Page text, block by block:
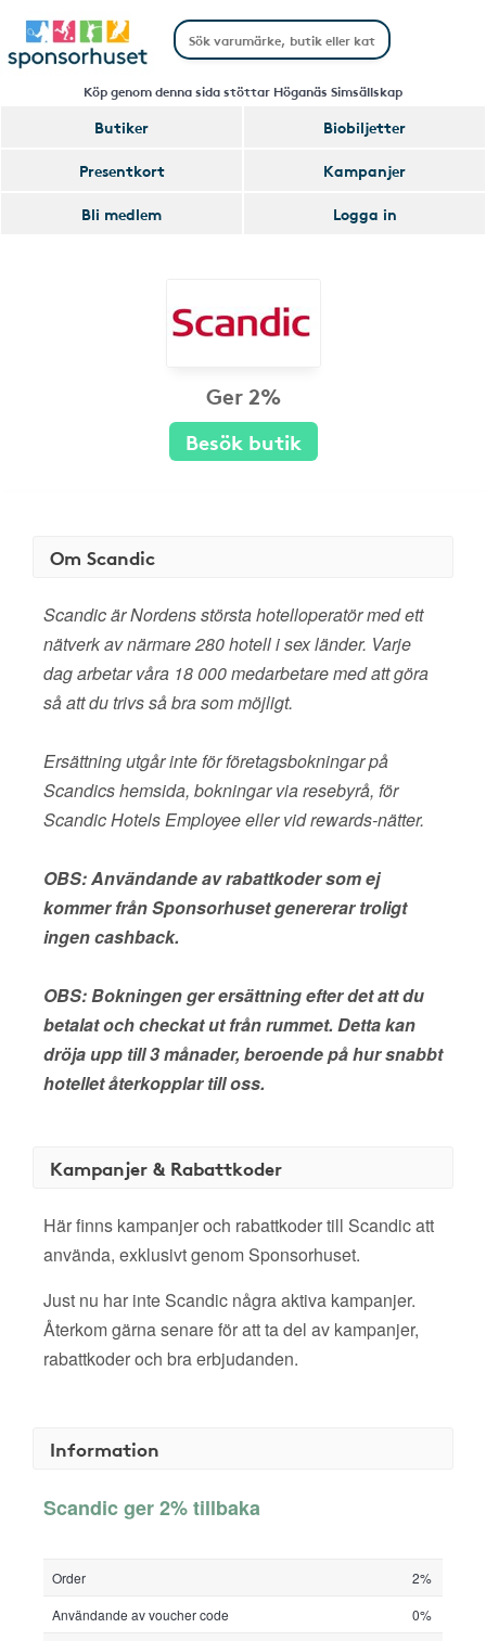
Köp genom denna sida stöttar Höganäs Simsällskap
Butiker
Biobiljetter
Presentkort
Kampanjer
Bli medlem
Logga in
Ger 2%
Besök butik
Om Scandic
Scandic är Nordens största hotelloperatör med ett
nätverk av närmare 280 hotell i sex länder. Varje
dag arbetar våra 18 000 medarbetare med att göra
så att du trivs så bra som möjligt.
Ersättning utgår inte för företagsbokningar på
Scandics hemsida, bokningar via resebyrå, för
Scandic Hotels Employee eller vid rewards-nätter.
OBS: Användande av rabattkoder som ej
kommer från Sponsorhuset genererar troligt
ingen cashback.
OBS: Bokningen ger ersättning efter det att du
betalat och checkat ut från rummet. Detta kan
dröja upp till 3 månader, beroende på hur snabbt
hotellet återkopplar till oss.
Kampanjer & Rabattkoder
Här finns kampanjer och rabattkoder till Scandic att
använda, exklusivt genom Sponsorhuset.
Just nu har inte Scandic några aktiva kampanjer.
Återkom gärna senare för att ta del av kampanjer,
rabattkoder och bra erbjudanden.
Information
Scandic ger 2% tillbaka
Order
2%
Användande av voucher code
0%